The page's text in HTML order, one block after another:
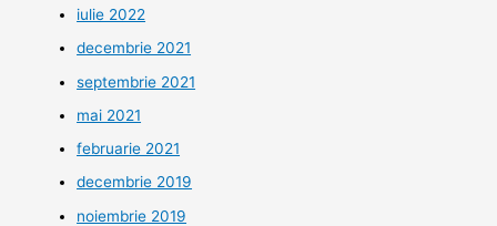
iulie 2022
decembrie 2021
septembrie 2021
mai 2021
februarie 2021
decembrie 2019
noiembrie 2019